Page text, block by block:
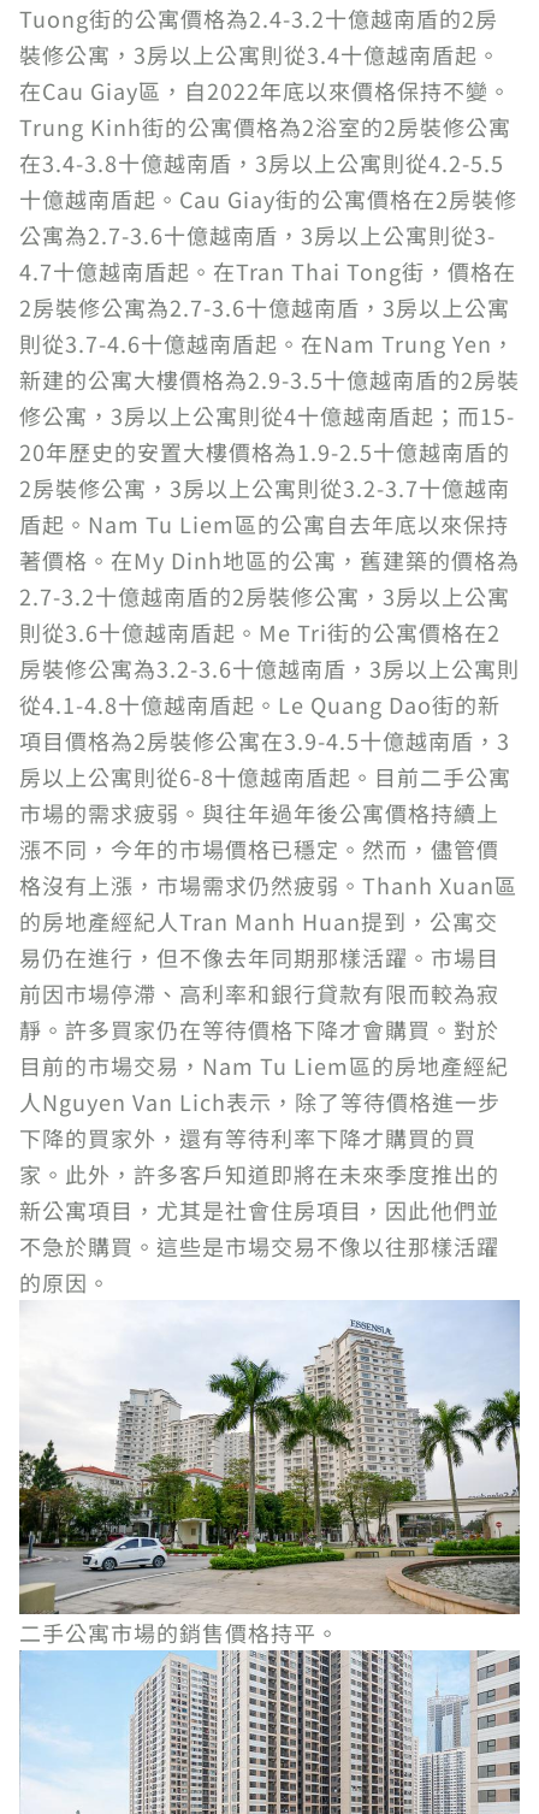
Tuong街的公寓價格為2.4-3.2十億越南盾的2房
裝修公寓，3房以上公寓則從3.4十億越南盾起。
在Cau Giay區，自2022年底以來價格保持不變。
Trung Kinh街的公寓價格為2浴室的2房裝修公寓
在3.4-3.8十億越南盾，3房以上公寓則從4.2-5.5
十億越南盾起。Cau Giay街的公寓價格在2房裝修
公寓為2.7-3.6十億越南盾，3房以上公寓則從3-
4.7十億越南盾起。在Tran Thai Tong街，價格在
2房裝修公寓為2.7-3.6十億越南盾，3房以上公寓
則從3.7-4.6十億越南盾起。在Nam Trung Yen，
新建的公寓大樓價格為2.9-3.5十億越南盾的2房裝
修公寓，3房以上公寓則從4十億越南盾起；而15-
20年歷史的安置大樓價格為1.9-2.5十億越南盾的
2房裝修公寓，3房以上公寓則從3.2-3.7十億越南
盾起。Nam Tu Liem區的公寓自去年底以來保持
著價格。在My Dinh地區的公寓，舊建築的價格為
2.7-3.2十億越南盾的2房裝修公寓，3房以上公寓
則從3.6十億越南盾起。Me Tri街的公寓價格在2
房裝修公寓為3.2-3.6十億越南盾，3房以上公寓則
從4.1-4.8十億越南盾起。Le Quang Dao街的新
項目價格為2房裝修公寓在3.9-4.5十億越南盾，3
房以上公寓則從6-8十億越南盾起。目前二手公寓
市場的需求疲弱。與往年過年後公寓價格持續上
漲不同，今年的市場價格已穩定。然而，儘管價
格沒有上漲，市場需求仍然疲弱。Thanh Xuan區
的房地產經紀人Tran Manh Huan提到，公寓交
易仍在進行，但不像去年同期那樣活躍。市場目
前因市場停滯、高利率和銀行貸款有限而較為寂
靜。許多買家仍在等待價格下降才會購買。對於
目前的市場交易，Nam Tu Liem區的房地產經紀
人Nguyen Van Lich表示，除了等待價格進一步
下降的買家外，還有等待利率下降才購買的買
家。此外，許多客戶知道即將在未來季度推出的
新公寓項目，尤其是社會住房項目，因此他們並
不急於購買。這些是市場交易不像以往那樣活躍
的原因。
二手公寓市場的銷售價格持平。